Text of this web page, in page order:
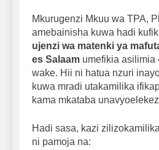
Mkurugenzi Mkuu wa TPA,
amebainisha kuwa hadi
ujenzi wa matenki ya
es Salaam umefikia asilimia
wake. Hii ni hatua nzuri
kuwa mradi utakamilika
kama mkataba
Hadi sasa, kazi
ni pamoja na: